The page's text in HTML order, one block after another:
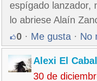
espígado lanzador,
lo abriese Alaín
0 · Me gusta · No
Alexi El
30 de